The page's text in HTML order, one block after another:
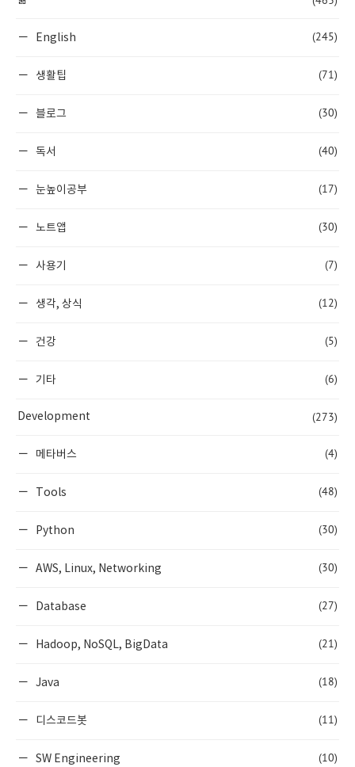
English (245)
생활팁 (71)
블로그 (30)
독서 (40)
눈높이공부 (17)
노트앱 (30)
사용기 (7)
생각, 상식 (12)
건강 (5)
기타 (6)
Development (273)
메타버스 (4)
Tools (48)
Python (30)
AWS, Linux, Networking (30)
Database (27)
Hadoop, NoSQL, BigData (21)
Java (18)
디스코드봇 (11)
SW Engineering (10)